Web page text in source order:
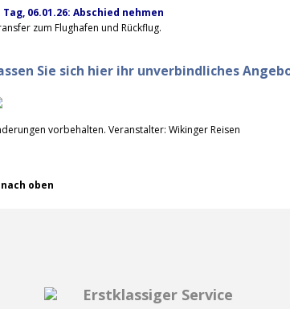
Tag, 06.01.26: Abschied nehmen
zum Flughafen und Rückflug.
Sie sich hier ihr unverbindliches
vorbehalten. Veranstalter: Wikinger Reisen
nach oben
Erstklassiger Service